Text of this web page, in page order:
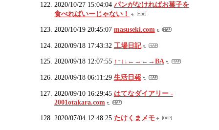
2020/10/27 15:04:04 パンがなければお菓子を
食べればいーじゃない！
2020/10/19 20:45:07 masuseki.com
2020/09/18 17:43:32 工場日記
2020/09/18 12:07:55 ↑↑↓↓←→←→BA
2020/09/18 06:11:29 生活日報
2020/09/10 16:29:45 はてなダイアリー -
2001otakara.com
2020/07/04 12:48:25 たけくまメモ